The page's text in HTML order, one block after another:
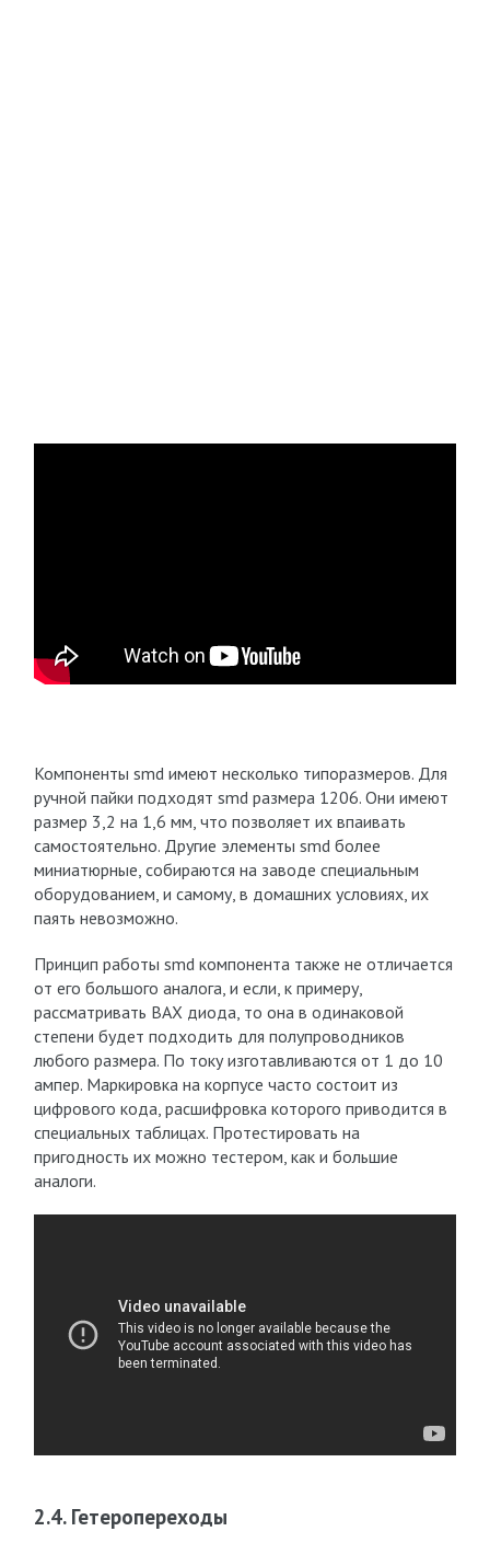
Компоненты smd имеют несколько типоразмеров. Для
ручной пайки подходят smd размера 1206. Они имеют
размер 3,2 на 1,6 мм, что позволяет их впаивать
самостоятельно. Другие элементы smd более
миниатюрные, собираются на заводе специальным
оборудованием, и самому, в домашних условиях, их
паять невозможно.
Принцип работы smd компонента также не отличается
от его большого аналога, и если, к примеру,
рассматривать ВАХ диода, то она в одинаковой
степени будет подходить для полупроводников
любого размера. По току изготавливаются от 1 до 10
ампер. Маркировка на корпусе часто состоит из
цифрового кода, расшифровка которого приводится в
специальных таблицах. Протестировать на
пригодность их можно тестером, как и большие
аналоги.
2.4. Гетеропереходы